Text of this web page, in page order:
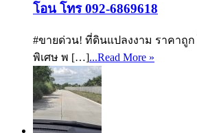
โอน โทร 092-6869618
#ขายด่วน! ที่ดินแปลงงาม ราคาถูก
พิเศษ พ […]...Read More »